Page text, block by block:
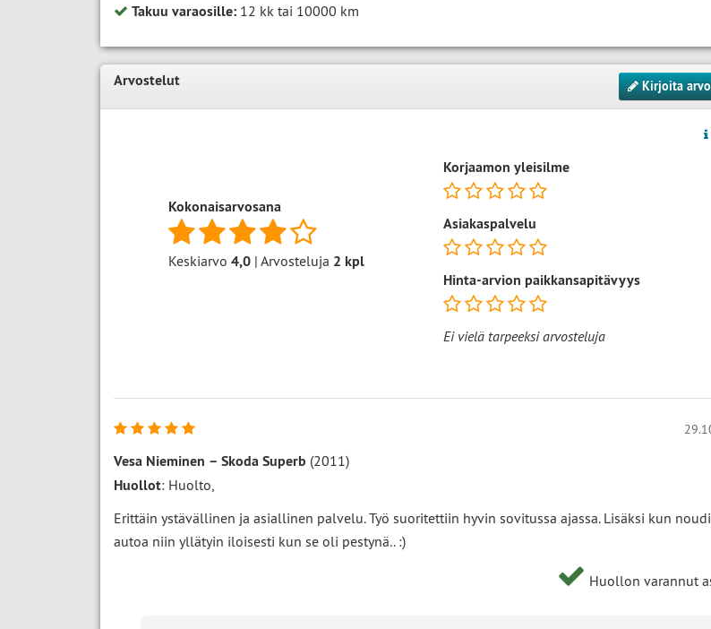
Takuu varaosille: 12 kk tai 10000 km
Arvostelut Kirjoita
Kokonaisarvosana
Keskiarvo4,0 | Arvosteluja 2 kpl
Korjaamon yleisilme
Asiakaspalvelu
Hinta-arvion paikkansapitävyys
Ei vielä tarpeeksi arvosteluja
Vesa Nieminen – Skoda Superb (2011)
Huollot: Huolto,
Erittäin ystävällinen ja asiallinen palvelu. Työ suoritettiin hyvin sovitussa ajassa. Lisäksi kun
autoa niin yllätyin iloisesti kun se oli pestynä.. :)
Huollon varannut